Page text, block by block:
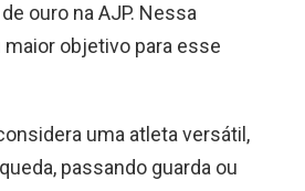
ouro na AJP. Nessa
objetivo para esse
uma atleta versátil,
passando guarda ou